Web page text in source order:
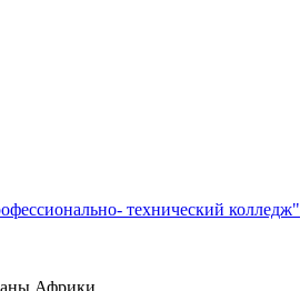
технический колледж"
Африки